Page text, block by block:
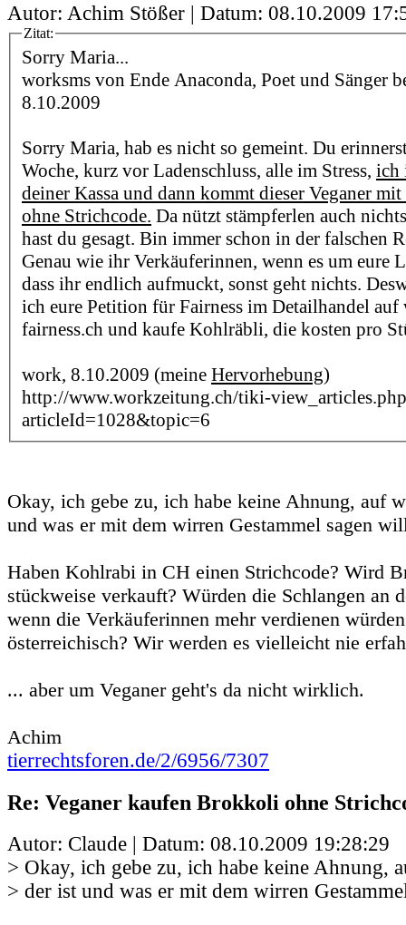
Autor: Achim Stößer | Datum: 08.10.2009
Zitat:
Sorry Maria...
worksms von Ende Anaconda, Poet und Sänger
8.10.2009
Sorry Maria, hab es nicht so gemeint. Du
Woche, kurz vor Ladenschluss, alle im Stress, ich
deiner Kassa und dann kommt dieser Veganer
ohne Strichcode. Da nützt stämpferlen auch
hast du gesagt. Bin immer schon in der falschen
Genau wie ihr Verkäuferinnen, wenn es um eure
dass ihr endlich aufmuckt, sonst geht nichts.
ich eure Petition für Fairness im Detailhandel auf
fairness.ch und kaufe Kohlräbli, die kosten pro
work, 8.10.2009 (meine Hervorhebung)
http://www.workzeitung.ch/tiki-
articleId=1028&topic=6
Okay, ich gebe zu, ich habe keine Ahnung, auf
und was er mit dem wirren Gestammel sagen
Haben Kohlrabi in CH einen Strichcode? Wird
stückweise verkauft? Würden die Schlangen an
wenn die Verkäuferinnen mehr verdienen
österreichisch? Wir werden es vielleicht nie
... aber um Veganer geht's da nicht wirklich.
Achim
tierrechtsforen.de/2/6956/7307
Re: Veganer kaufen Brokkoli ohne
Autor: Claude | Datum: 08.10.2009 19:28:29
> Okay, ich gebe zu, ich habe keine Ahnung,
> der ist und was er mit dem wirren